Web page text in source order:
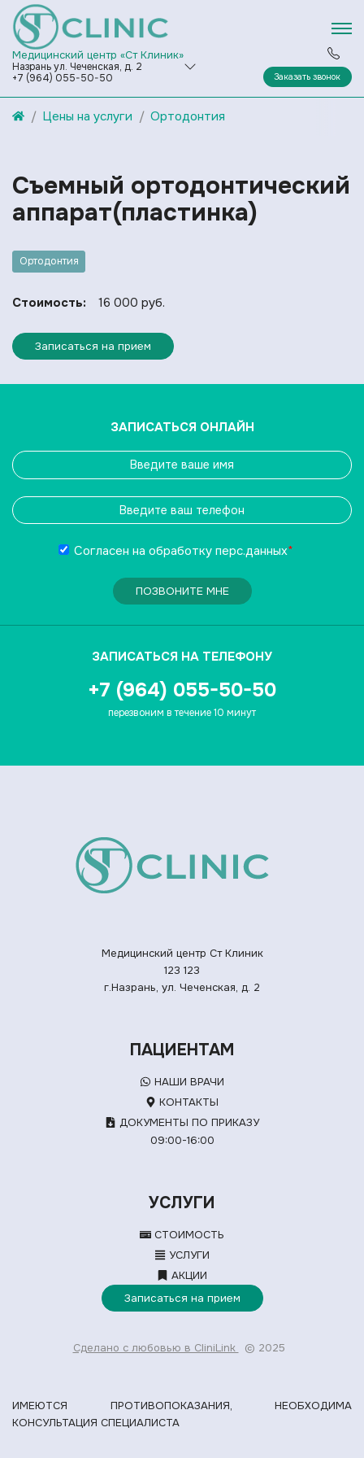
Медицинский центр «Ст Клиник»
Назрань ул. Чеченская, д. 2
+7 (964) 055-50-50
Заказать звонок
Цены на услуги Ортодонтия
Съемный ортодонтический
аппарат(пластинка)
Ортодонтия
Стоимость: 16 000 руб.
Записаться на прием
ЗАПИСАТЬСЯ ОНЛАЙН
Согласен на обработку перс.данных*
ПОЗВОНИТЕ МНЕ
ЗАПИСАТЬСЯ НА ТЕЛЕФОНУ
+7 (964) 055-50-50
перезвоним в течение 10 минут
Медицинский центр Ст Клиник
123 123
г.Назрань, ул. Чеченская, д. 2
ПАЦИЕНТАМ
НАШИ ВРАЧИ
КОНТАКТЫ
ДОКУМЕНТЫ ПО ПРИКАЗУ
09:00-16:00
УСЛУГИ
СТОИМОСТЬ
УСЛУГИ
АКЦИИ
Записаться на прием
Сделано с любовью в CliniLink © 2025
ИМЕЮТСЯ ПРОТИВОПОКАЗАНИЯ, НЕОБХОДИМА
КОНСУЛЬТАЦИЯ СПЕЦИАЛИСТА